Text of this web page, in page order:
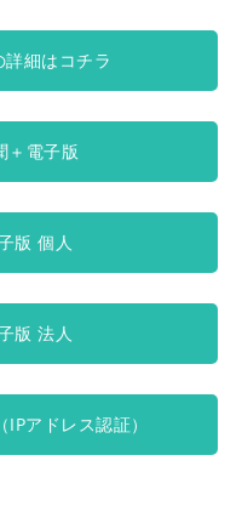
細はコチラ
＋電子版
版 個人
版 法人
アドレス認証）